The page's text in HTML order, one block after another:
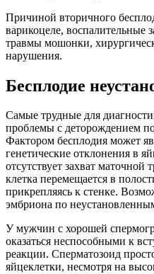
Причиной вторичного
варикоцеле, воспалительные
травмы мошонки,
нарушения.
Бесплодие
Самые трудные для
проблемы с деторождением
Фактором бесплодия может
генетические отклонения в
отсутствует захват
клетка перемещается в
прикрепляясь к стенке.
эмбриона по
У мужчин с хорошей
оказаться неспособными к
реакции. Сперматозоид
яйцеклетки, несмотря на